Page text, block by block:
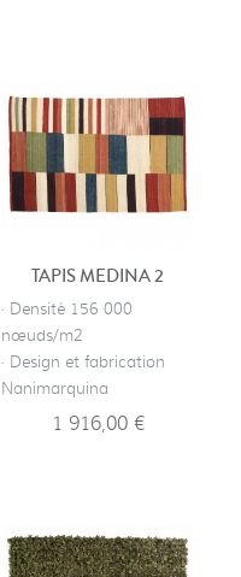
TAPIS MEDINA 2
· Densité 156 000
nœuds/m2
· Design et fabrication
Nanimarquina
1 916,00 €